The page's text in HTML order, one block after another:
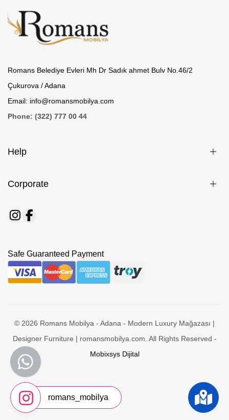
Romans Belediye Evleri Mh Dr Sadık ahmet Bulv No.46/2
Çukurova / Adana
Email: info@romansmobilya.com
Phone: (322) 777 00 44
Help
Corporate
Safe Guaranteed Payment
© 2026 Romans Mobilya - Adana - Modern Luxury Mağazası |
Designer Furniture | romansmobilya.com. All Rights Reserved -
Mobixsys Dijital
romans_mobilya